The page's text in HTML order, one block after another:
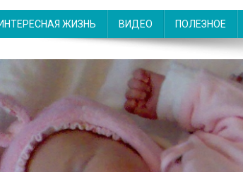
ИНТЕРЕСНАЯ ЖИЗНЬ ВИДЕО ПОЛЕЗНОЕ